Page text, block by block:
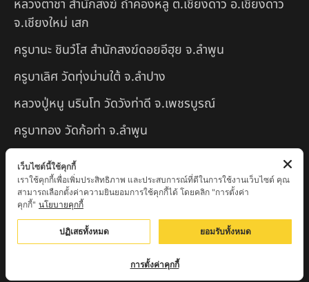
หลวงตาชา สำนักสงฆ์ ถ้ำคองหลู ต.เชียงดาว อ.เชียงดาว
จ.เชียงใหม่ เสก
ครูบานะ ชินวํโส สำนักสงฆ์ดอยอีฮุย จ.ลำพูน
ครูบาเลิศ วัดทุ่งม่านใต้ จ.ลำปาง
หลวงปู่หนู นรินโท วัดวังท่าดี จ.เพชรบูรณ์
ครูบาทอง วัดก้อท่า จ.ลำพูน
ครูบาตุ๊เจ้าปู่หว่าหลิ่ง วิระทะโย วัดเวฬุวัน อ.เชียงดาว
จ.เชียงใหม่
ครูบาศรี สุจิตโต บ้านสบก๋ง จ.ลำปาง
หลวงปู่รินทร์ กลฺยาโณ วัดเนินโบสถ์ จ.เพชรบูรณ์
ครูบาเซี๊ยะ นารายณ์แปลงรูป วัดวังตะเคียนทอง
เว็บไซต์นี้ใช้คุกกี้
เราใช้คุกกี้เพื่อเพิ่มประสิทธิภาพ และประสบการณ์ที่ดีในการใช้งานเว็บไซต์ คุณ
สามารถเลือกตั้งค่าความยินยอมการใช้คุกกี้ได้ โดยคลิก "การตั้งค่า
คุกกี้" นโยบายคุกกี้
ปฏิเสธทั้งหมด ยอมรับทั้งหมด
การตั้งค่าคุกกี้